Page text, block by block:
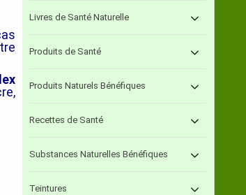
Livres de Santé Naturelle
Produits de Santé
Produits Naturels Bénéfiques
Recettes de Santé
Substances Naturelles Bénéfiques
Teintures